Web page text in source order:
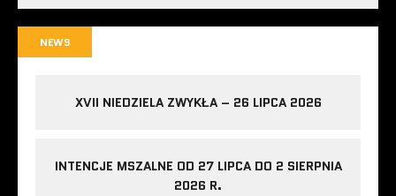
NEWS
XVII NIEDZIELA ZWYKŁA – 26 LIPCA 2026
INTENCJE MSZALNE OD 27 LIPCA DO 2 SIERPNIA
2026 R.